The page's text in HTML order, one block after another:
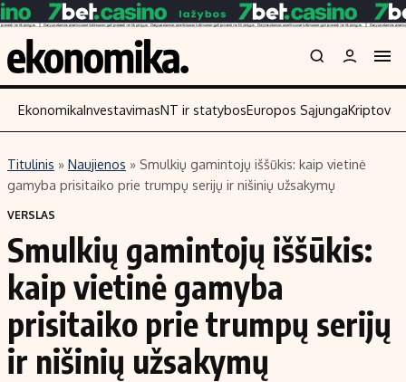
Turinys
Naujienos
Aplinka
Verslas
Energetika
Ekonomika
Politika
Skaitykite
Įmonės
Žemės ūkis
Technologijos
Laisvalaikis
EkonomikaInvestavimasNT ir statybosEuropos Sąjunga
Titulinis » Naujienos » Smulkių gamintojų iššūkis: kaip vietinė
gamyba prisitaiko prie trumpų serijų ir nišinių užsakymų
VERSLAS
Smulkių gamintojų iššūkis:
kaip vietinė gamyba
prisitaiko prie trumpų serijų
ir nišinių užsakymų